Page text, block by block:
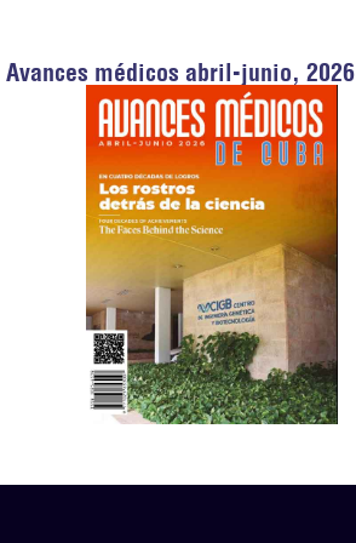
Avances médicos abril-junio, 2026